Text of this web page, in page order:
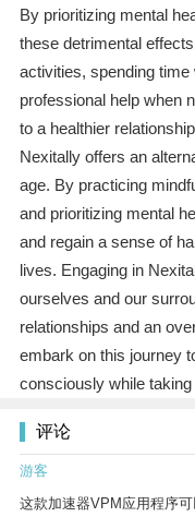
By prioritizing mental
these detrimental
activities, spending
professional help when
to a healthier
Nexitally offers an
age. By practicing
and prioritizing mental
and regain a sense of
lives. Engaging in
ourselves and our
relationships and an
embark on this journey
consciously while
评论
游客
这款加速器VPM应用程序